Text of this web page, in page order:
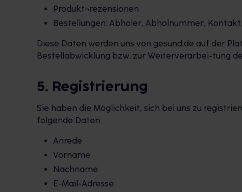
Produkt¬rezensionen
Bestellungen: Abholer, Abholnummer,
Diese Daten werden uns von gesund.de auf der
Bestellabwicklung bzw. zur Weiterverarbei-tung
5. Registrierung
Sie haben die Möglichkeit, sich bei uns zu
folgende Daten:
Anrede
Vorname
Nachname
E-Mail-Adresse